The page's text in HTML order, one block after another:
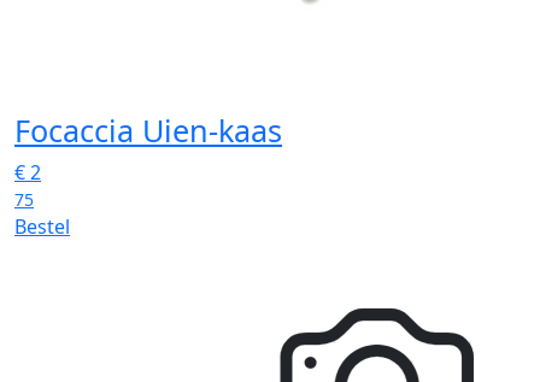
Focaccia Uien-kaas
€2
75
Bestel